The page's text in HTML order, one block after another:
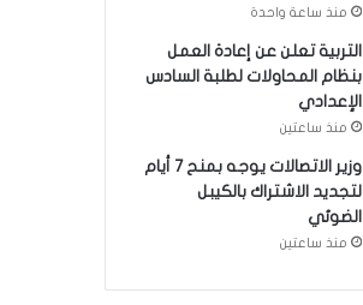
منذ ساعة واحدة
التربية تعلن عن إعادة العمل
بنظام المحاولات لطلبة السادس
الإعدادي
منذ ساعتين
وزير الاتصالات يوجه بمنح 7 أيام
لتجديد الاشتراك بالكيبل
الضوئي
منذ ساعتين